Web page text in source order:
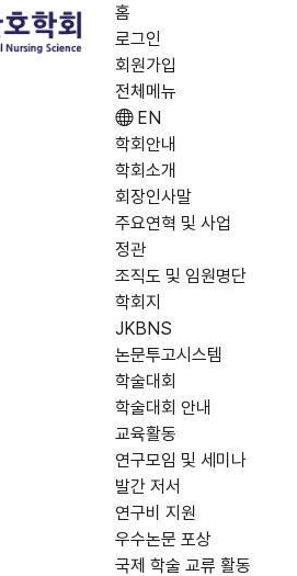
홈
로그인
회원가입
전체메뉴
EN
학회안내
학회소개
회장인사말
주요연혁 및 사업
정관
조직도 및 임원명단
학회지
JKBNS
논문투고시스템
학술대회
학술대회 안내
교육활동
연구모임 및 세미나
발간 저서
연구비 지원
우수논문 포상
국제 학술 교류 활동